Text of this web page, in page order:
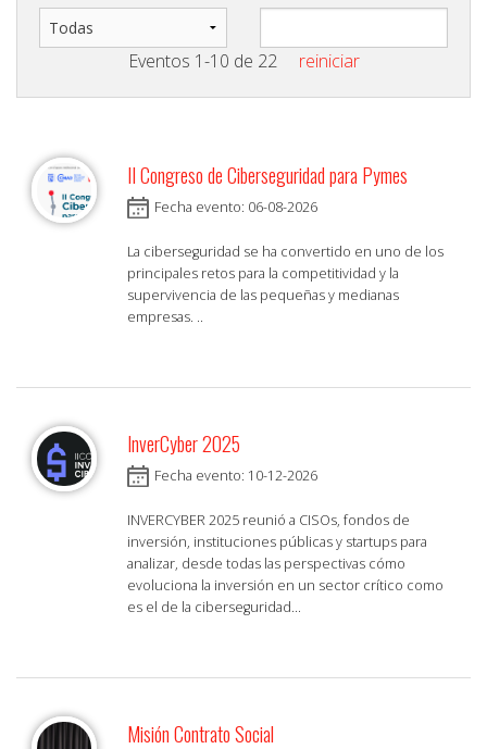
Eventos 1-10 de 22 reiniciar
II Congreso de Ciberseguridad para Pymes
Fecha evento: 06-08-2026
La ciberseguridad se ha convertido en uno de los
principales retos para la competitividad y la
supervivencia de las pequeñas y medianas
empresas. ..
InverCyber 2025
Fecha evento: 10-12-2026
INVERCYBER 2025 reunió a CISOs, fondos de
inversión, instituciones públicas y startups para
analizar, desde todas las perspectivas cómo
evoluciona la inversión en un sector crítico como
es el de la ciberseguridad...
Misión Contrato Social